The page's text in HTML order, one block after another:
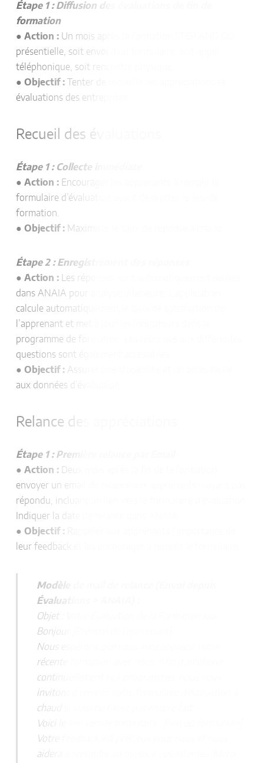
Étape 1 : Diffusion des évaluations de fin de
formation
● Action :Un mois après la formation STEP AND GO
présentielle, soit envoi d’un formulaire, soit appel
téléphonique, soit rencontre physique
● Objectif :Tenter de recueillir les appréciations et
évaluations des entreprises
Recueil des évaluations
Étape 1 : Collecte immédiate
● Action :Encourager les apprenants à remplir le
formulaire d’évaluation avant de quitter le lieu de
formation.
● Objectif :Maximiser le taux de réponse à chaud.
Étape 2 : Enregistrement des réponses
● Action :Les réponses sont automatiquement saisies
dans ANAIA pour analyse ultérieure. L’application
calcule automatiquement le taux de satisfaction de
l’apprenant et met à jour les indicateurs dans le
programme de formation. Les réponses aux différentes
questions sont également accessibles.
● Objectif :Assurer une traçabilité et un accès facile
aux données d’évaluation.
Relance des appréciations
Étape 1 : Première relance par Email
● Action :Deux mois après la fin de la formation,
envoyer un email de relance aux apprenants n’ayant pas
répondu, incluant un lien vers le formulaire d’évaluation.
Indiquer la date de relance dans ANAIA.
● Objectif :
leur feedback et les encourager à remplir le formulaire.
Modèle de mail de relance (Envoi depuis
Évaluations > ANAIA) :
Objet : Votre Évaluation de la Formation xxx
Bonjour [Prénom de l’apprenant],
Nous espérons que vous avez apprécié votre
récente formation avec nous. Afin d’améliorer
continuellement nos programmes, nous vous
invitons à remplir notre formulaire d’évaluation à
chaud si vous ne l’avez pas encore fait.
Voici le lien vers le formulaire : [lien du formulaire]
Votre feedback est précieux pour nous et nous
aidera à répondre au mieux à vos attentes. Merci